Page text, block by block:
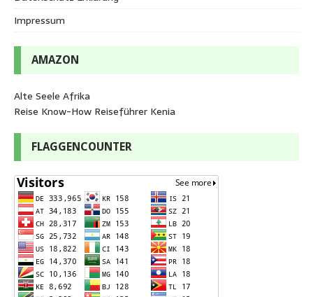
Impressum
AMAZON
Alte Seele Afrika
Reise Know-How Reiseführer Kenia
FLAGGENCOUNTER